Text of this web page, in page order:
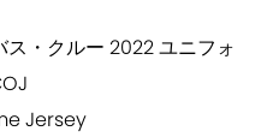
・クルー 2022 ユニフォ
Jersey